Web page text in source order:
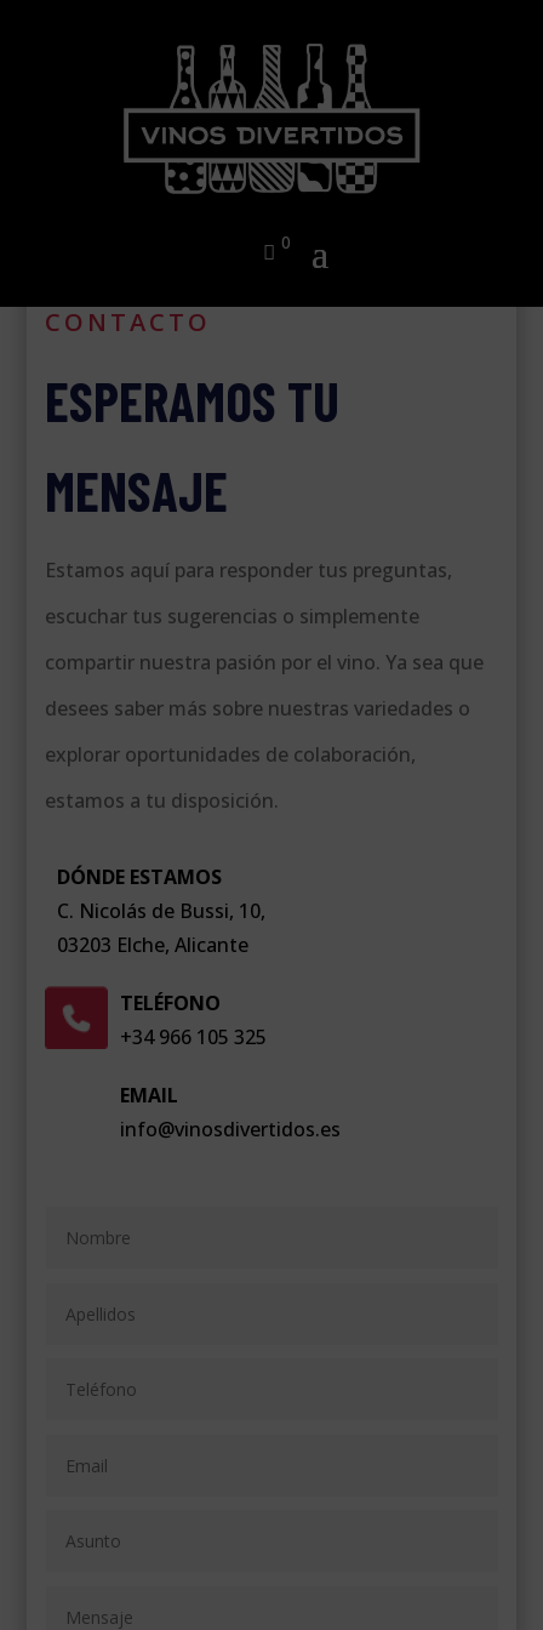
0
CONTACTO
ESPERAMOS TU
MENSAJE
Estamos aquí para responder tus preguntas,
escuchar tus sugerencias o simplemente
compartir nuestra pasión por el vino. Ya sea que
desees saber más sobre nuestras variedades o
explorar oportunidades de colaboración,
estamos a tu disposición.
DÓNDE ESTAMOS
C. Nicolás de Bussi, 10,
03203 Elche, Alicante
TELÉFONO
+34 966 105 325
EMAIL
info@vinosdivertidos.es